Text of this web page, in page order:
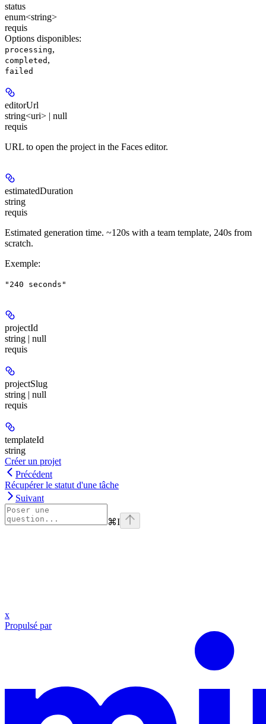
status
enum<string>
requis
Options disponibles:
processing,
completed ,
failed
editorUrl
string<uri> | null
requis
URL to open the project in the Faces editor.
estimatedDuration
string
requis
Estimated generation time. ~120s with a team template, 240s from
scratch.
Exemple:
"240 seconds"
projectId
string | null
requis
projectSlug
string | null
requis
templateId
string
Créer un projet
Précédent
Récupérer le statut d'une tâche
Suivant
⌘I
x
Propulsé par